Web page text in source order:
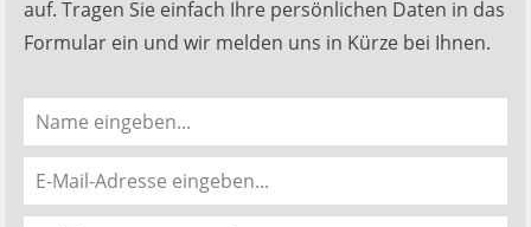
auf. Tragen Sie einfach Ihre persönlichen Daten in das
Formular ein und wir melden uns in Kürze bei Ihnen.